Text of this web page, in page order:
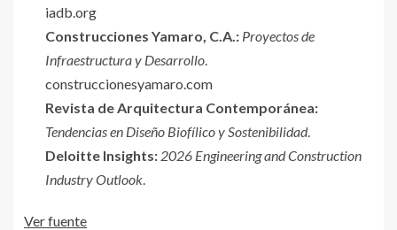
iadb.org
Construcciones Yamaro, C.A.: Proyectos de
Infraestructura y Desarrollo
construccionesyamaro.com
Revista de Arquitectura Contemporánea:
Tendencias en Diseño Biofílico y Sostenibilidad.
Deloitte Insights: 2026 Engineering and Construction
Industry Outlook
Ver fuente